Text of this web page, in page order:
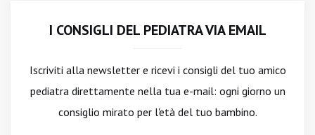
I CONSIGLI DEL PEDIATRA VIA EMAIL
Iscriviti alla newslettere ricevi i consigli del tuo amico
pediatra direttamente nella tua e-mail: ogni giorno un
consiglio mirato per l'età del tuo bambino.